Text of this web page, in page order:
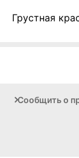
Грустная
Сообщить о